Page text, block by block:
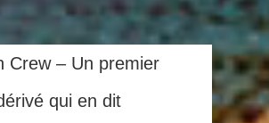
Crew – Un premier
qui en dit